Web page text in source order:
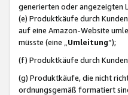
generierten oder angezeigten
(e) Produktkäufe durch
auf eine Amazon-Website
müsste (eine „ Umleitung“);
(f) Produktkäufe durch
(g) Produktkäufe, die nicht
ordnungsgemäß formatiert